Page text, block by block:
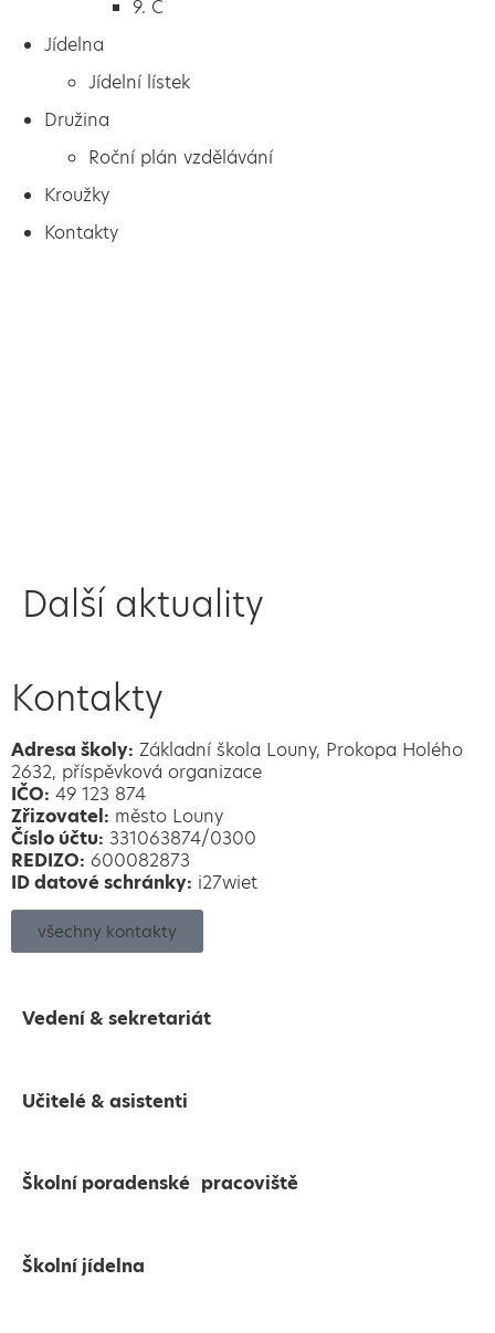
9. C
Jídelna
Jídelní lístek
Družina
Roční plán vzdělávání
Kroužky
Kontakty
Další aktuality
Kontakty
Adresa školy: Základní škola Louny, Prokopa Holého
2632, příspěvková organizace
IČO: 49 123 874
Zřizovatel: město Louny
Číslo účtu: 331063874/0300
REDIZO: 600082873
ID datové schránky: i27wiet
všechny kontakty
Vedení & sekretariát
Učitelé & asistenti
Školní poradenské pracoviště
Školní jídelna